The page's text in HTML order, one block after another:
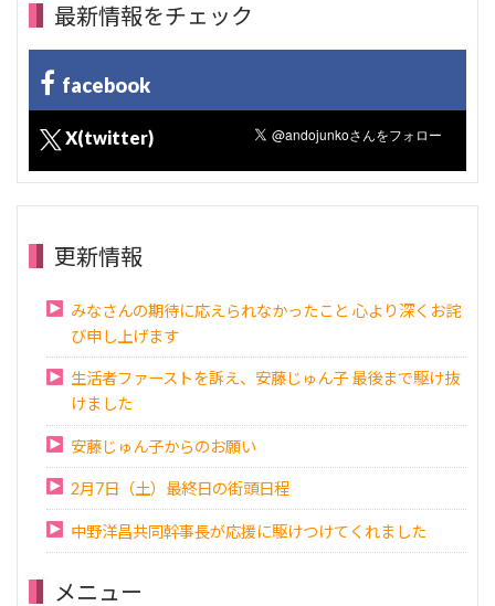
最新情報をチェック
facebook
X(twitter)
更新情報
みなさんの期待に応えられなかったこと 心より深くお詫
び申し上げます
生活者ファーストを訴え、安藤じゅん子 最後まで駆け抜
けました
安藤じゅん子からのお願い
2月7日（土）最終日の街頭日程
中野洋昌共同幹事長が応援に駆けつけてくれました
メニュー